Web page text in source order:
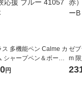
ス 多機能ペン Calme カ
シャープペン＆ボール
限定 受験応援 ブルー 4
円
ゼ
m
Ｂ（